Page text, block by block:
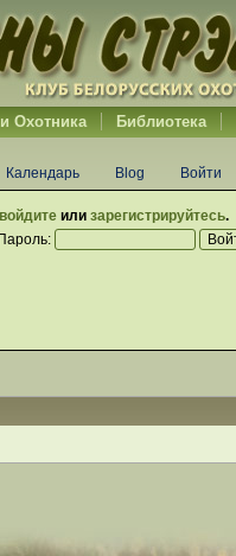
Охотника Библиотека
Календарь Blog Войти
войдите или зарегистрируйтесь.
Пароль: